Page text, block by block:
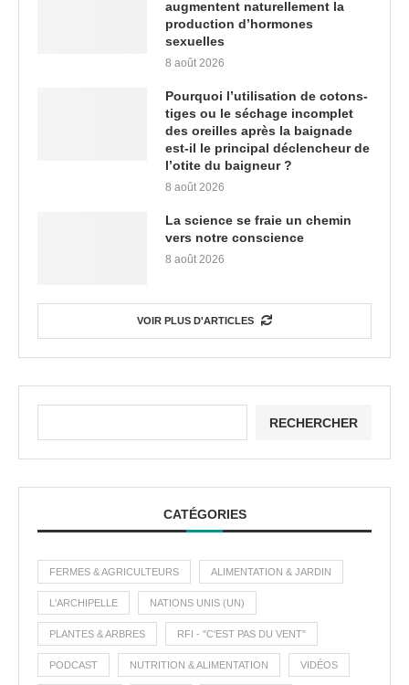
augmentent naturellement la
production d’hormones
sexuelles
8 août 2026
Pourquoi l’utilisation de cotons-
tiges ou le séchage incomplet
des oreilles après la baignade
est-il le principal déclencheur de
l’otite du baigneur ?
8 août 2026
La science se fraie un chemin
vers notre conscience
8 août 2026
VOIR PLUS D'ARTICLES
RECHERCHER
CATÉGORIES
FERMES & AGRICULTEURS ALIMENTATION & JARDIN
L'ARCHIPELLE NATIONS UNIS (UN)
PLANTES & ARBRES RFI - "C'EST PAS DU VENT"
PODCAST NUTRITION & ALIMENTATION VIDÉOS